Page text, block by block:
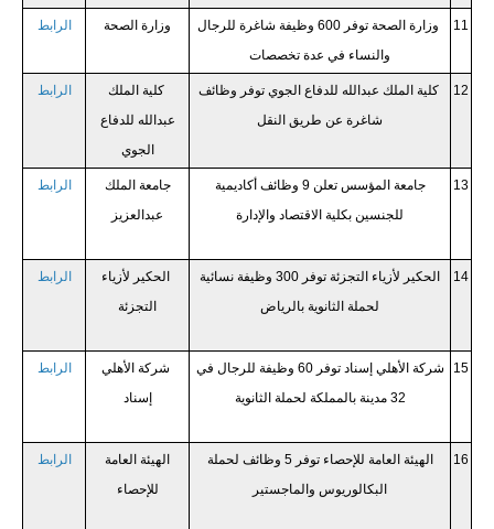
11
وزارة الصحة توفر 600 وظيفة شاغرة للرجال
والنساء في عدة تخصصات
وزارة الصحة الرابط
12
كلية الملك عبدالله للدفاع الجوي توفر وظائف
شاغرة عن طريق النقل
كلية الملك
عبدالله للدفاع
الجوي
الرابط
13
جامعة المؤسس تعلن 9 وظائف أكاديمية
للجنسين بكلية الاقتصاد والإدارة
جامعة الملك
عبدالعزيز
الرابط
14
الحكير لأزياء التجزئة توفر 300 وظيفة نسائية
لحملة الثانوية بالرياض
الحكير لأزياء
التجزئة
الرابط
15
شركة الأهلي إسناد توفر 60 وظيفة للرجال في
32 مدينة بالمملكة لحملة الثانوية
شركة الأهلي
إسناد
الرابط
16
الهيئة العامة للإحصاء توفر 5 وظائف لحملة
البكالوريوس والماجستير
الهيئة العامة
للإحصاء
الرابط